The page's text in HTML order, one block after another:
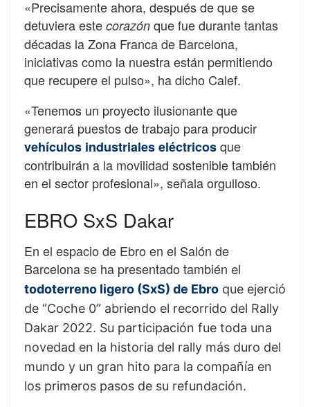
«Precisamente ahora, después de que se
detuviera este corazón que fue durante tantas
décadas la Zona Franca de Barcelona, ​​
iniciativas como la nuestra están permitiendo
que recupere el pulso», ha dicho Calef.
«Tenemos un proyecto ilusionante que
generará puestos de trabajo para producir
vehículos industriales eléctricosque
contribuirán a la movilidad sostenible también
en el sector profesional», señala orgulloso.
EBRO SxS Dakar
En el espacio de Ebro en el Salón de
Barcelona se ha presentado también el
todoterreno ligero (SxS) de Ebro que ejerció
de “Coche 0” abriendo el recorrido del Rally
Dakar 2022. Su participación fue toda una
novedad en la historia del rally más duro del
mundo y un gran hito para la compañía en
los primeros pasos de su refundación.